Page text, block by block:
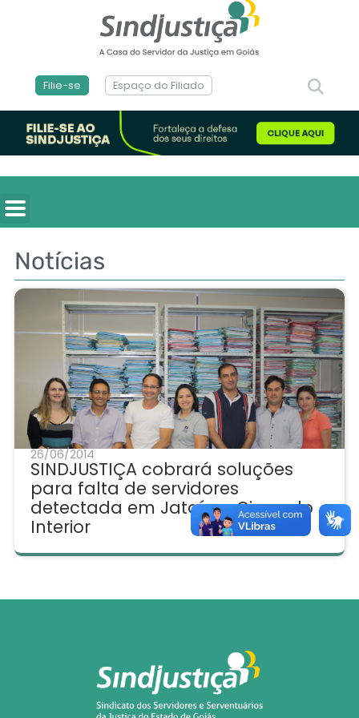
Filie-se Espaço do Filiado
Notícias
26/06/2014
SINDJUSTIÇA cobrará soluções
para falta de servidores
detectada em Jataí no Giro pelo
Interior